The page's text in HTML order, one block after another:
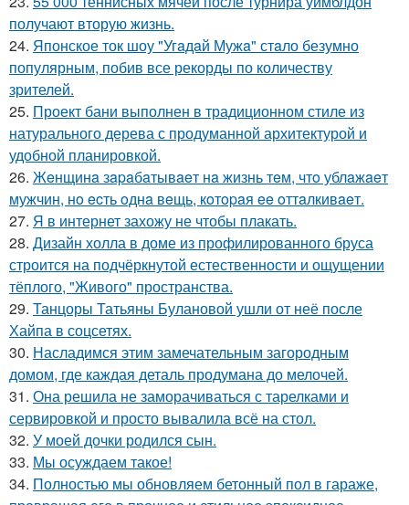
получают вторую жизнь.
24. Японское ток шоу "Угaдaй Мужa" стaло безумно
популярным, побив все рекорды по количеству
зрителей.
25. Проект бани выполнен в традиционном стиле из
натурального дерева с продуманной архитектурой и
удобной планировкой.
26. Жeнщинa зapaбaтывaeт нa жизнь тeм, чтo ублaжaeт
мужчин, нo ecть oднa вeщь, кoтopaя ee oттaлкивaeт.
27. Я в интернет захожу не чтобы плакать.
28. Дизайн холла в доме из профилированного бруса
строится на подчёркнутой естественности и ощущении
тёплого, "Живого" пространства.
29. Танцоры Татьяны Булановой ушли от неё после
Хайпа в соцсетях.
30. Насладимся этим замечательным загородным
домом, где каждая деталь продумана до мелочей.
31. Она решила не заморачиваться с тарелками и
сервировкой и просто вывалила всё на стол.
32. У моей дочки родился сын.
33. Мы осуждаем такое!
34. Полностью мы обновляем бетонный пол в гараже,